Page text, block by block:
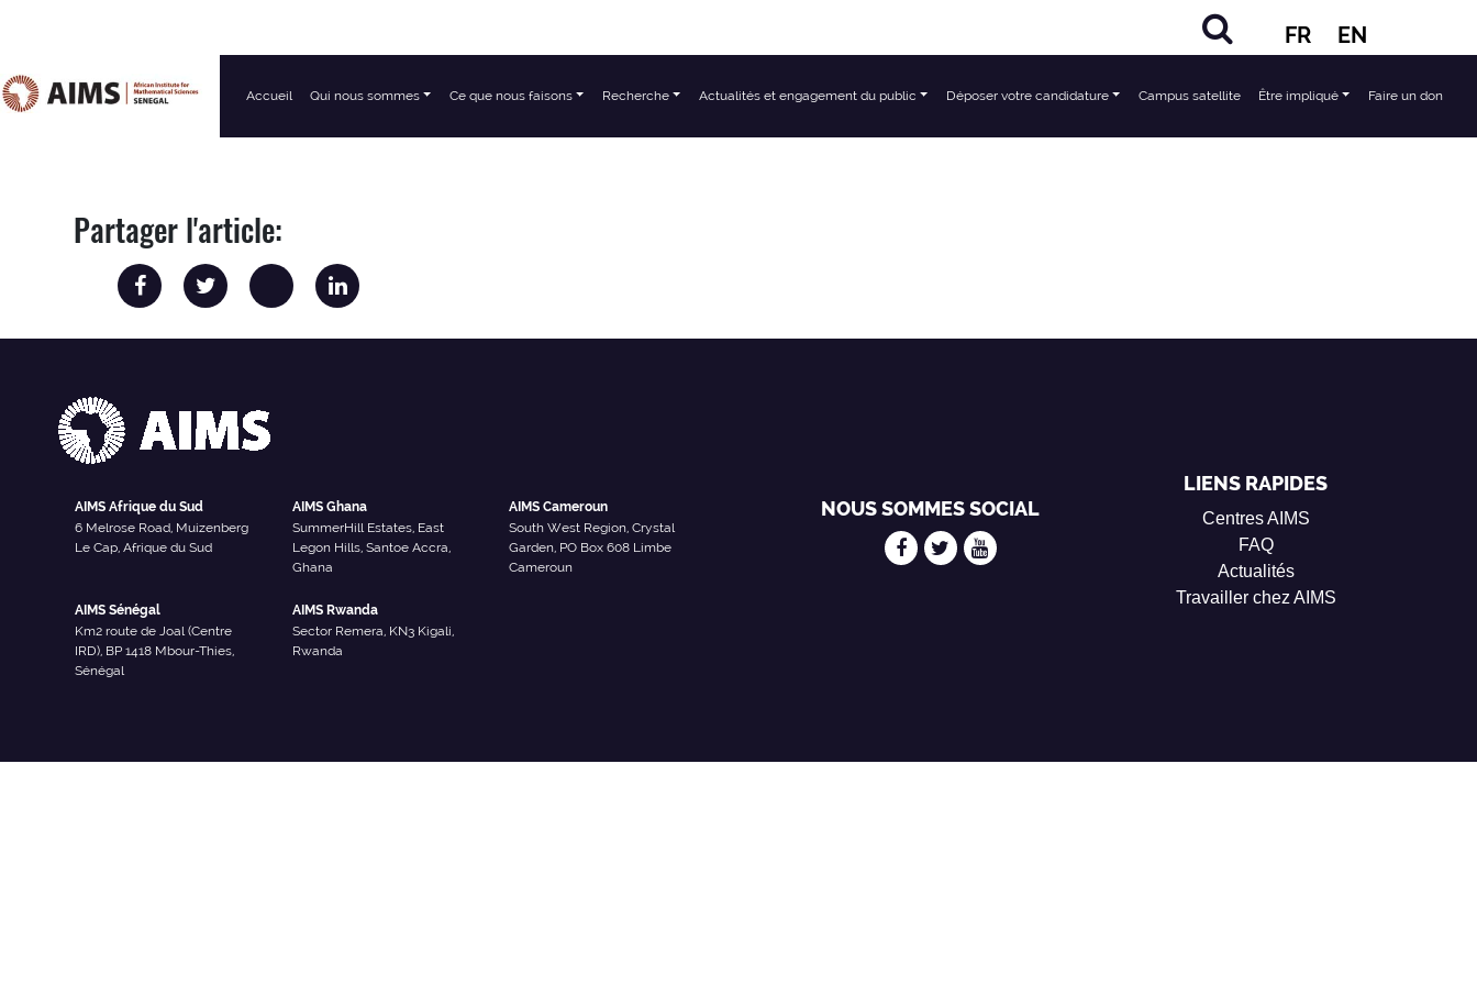
FR EN
Navigation principale
Accueil Qui nous sommes Ce que nous faisons Recherche Actualités et engagement du public Déposer votre candidature Campus satellite Être impliqué Faire un don
Partager l'article:
AIMS Afrique du Sud
6 Melrose Road, Muizenberg
Le Cap, Afrique du Sud
AIMS Ghana
SummerHill Estates, East
Legon Hills, Santoe Accra,
Ghana
AIMS Cameroun
South West Region, Crystal
Garden, PO Box 608 Limbe
Cameroun
AIMS Sénégal
Km2 route de Joal (Centre
IRD), BP 1418 Mbour-Thies,
Sénégal
AIMS Rwanda
Sector Remera, KN3 Kigali,
Rwanda
NOUS SOMMES SOCIAL
LIENS RAPIDES
Centres AIMS
FAQ
Actualités
Travailler chez AIMS